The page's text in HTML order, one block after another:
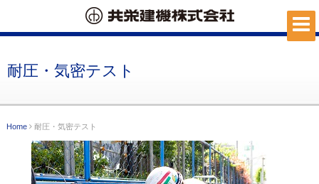
耐圧・気密テスト
Home 耐圧・気密テスト